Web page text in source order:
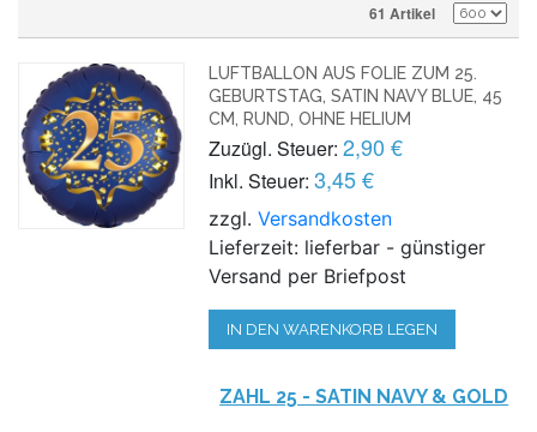
61 Artikel
LUFTBALLON AUS FOLIE ZUM 25.
GEBURTSTAG, SATIN NAVY BLUE, 45
CM, RUND, OHNE HELIUM
Zuzügl. Steuer: 2,90 €
Inkl. Steuer: 3,45 €
zzgl.Versandkosten
Lieferzeit: lieferbar - günstiger
Versand per Briefpost
IN DEN WARENKORB LEGEN
ZAHL 25 - SATIN NAVY & GOLD